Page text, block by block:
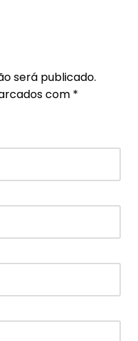
será publicado.
com *